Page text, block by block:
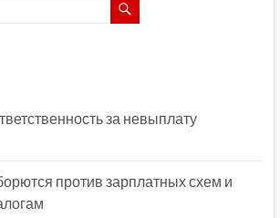
за невыплату
против зарплатных схем и